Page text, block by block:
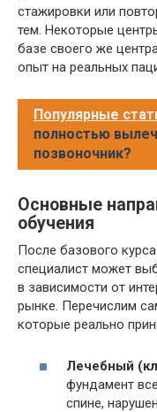
стажировки или
тем. Некоторые
базе своего же
опыт на реальных
Популярные
полностью
позвоночник?
Основные
обучения
После базового
специалист может
в зависимости от
рынке. Перечислим
которые реально
Лечебный
фундамент
спине,